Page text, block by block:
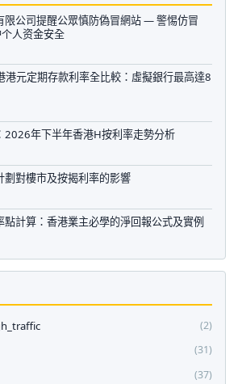
限公司提醒公眾慎防偽冒網站 — 警惕仿冒
人资金安全
港元定期存款利率全比較：虛擬銀行最高達8
2026年下半年香港H按利率走勢分析
劃對樓市及按揭利率的影響
點計算：香港業主必學的淨回報公式及實例
(2)
(31)
(37)